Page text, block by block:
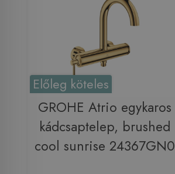
Előleg köteles
GROHE Atrio egykaros
kádcsaptelep, brushed
cool sunrise 24367GN0